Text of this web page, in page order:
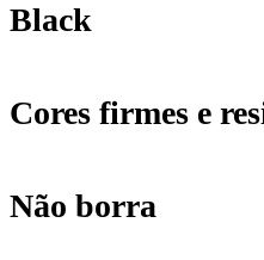
Black
Cores firmes e
Não borra